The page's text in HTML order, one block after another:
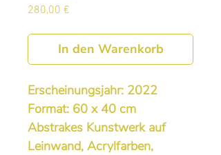
280,00 €
In den Warenkorb
Erscheinungsjahr: 2022
Format: 60 x 40 cm
Abstrakes Kunstwerk auf
Leinwand, Acrylfarben,